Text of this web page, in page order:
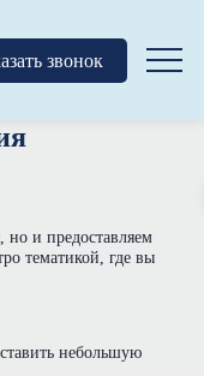
звонок
и предоставляем
тематикой, где вы
небольшую